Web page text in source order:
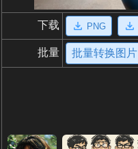
下载 PNG
批量 批量转换图片